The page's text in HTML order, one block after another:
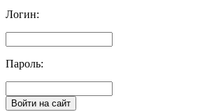
Логин:
Пароль: